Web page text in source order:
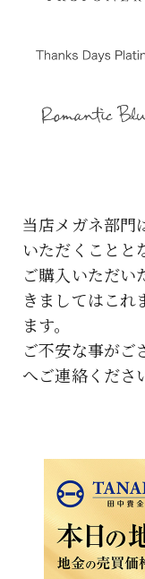
当店メガネ部門
いただくことと
ご購入いただい
きましてはこれ
ます。
ご不安な事がご
へご連絡くださ